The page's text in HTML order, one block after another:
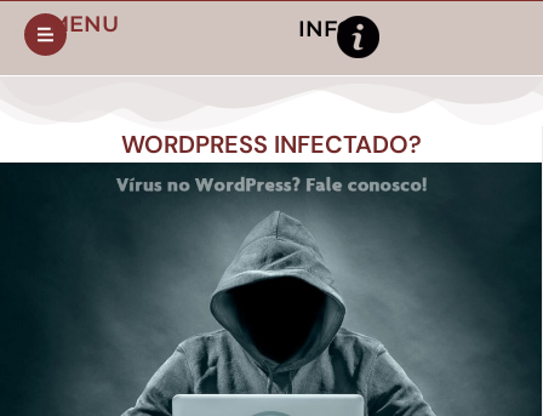
MENU INFO
WORDPRESS INFECTADO?